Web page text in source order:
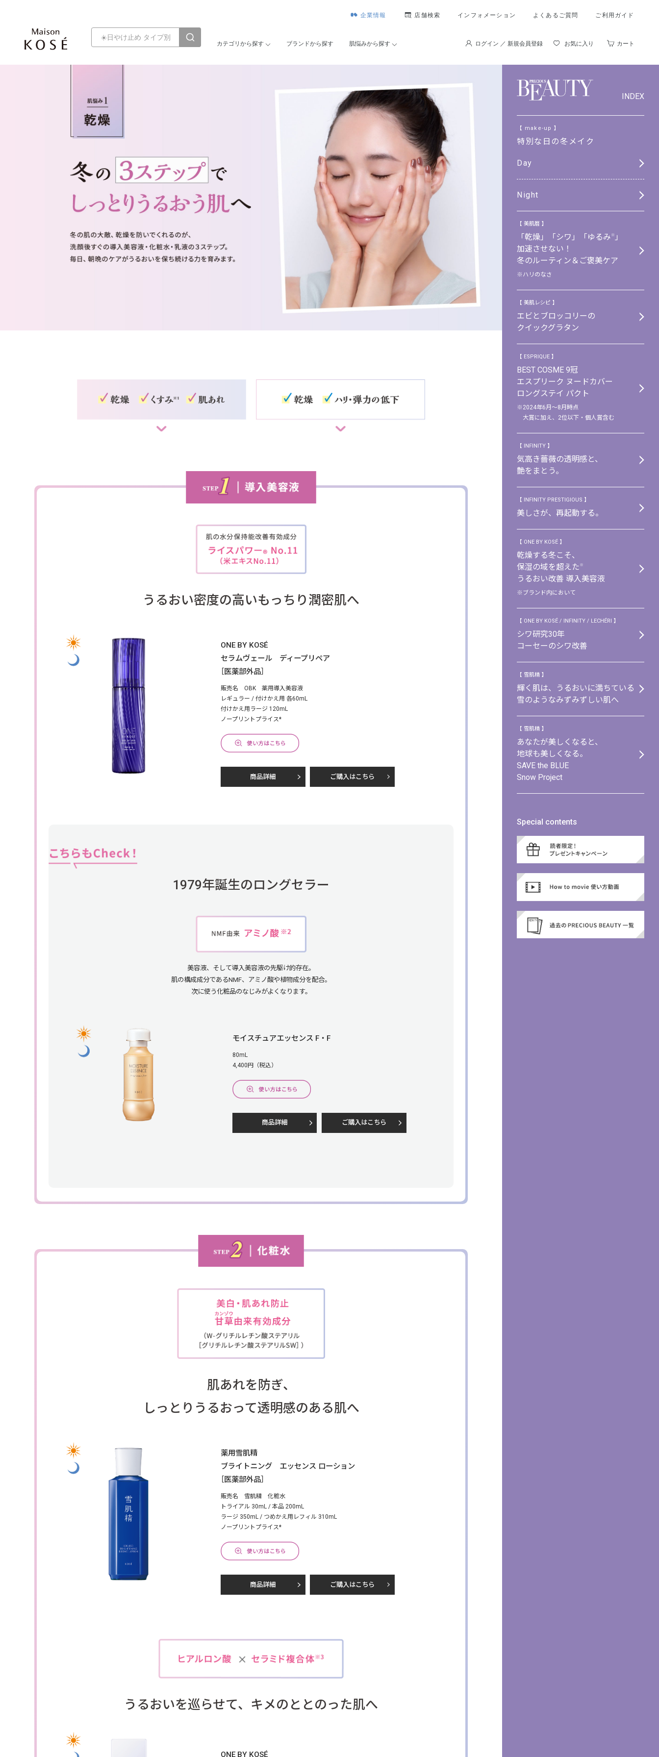
企業情報 店舗検索 インフォメーション よくあるご質問 ご利用ガイド
カテゴリから探す ブランドから探す 肌悩みから探す ログイン ／ 新規会員登録 お気に入り カート
うるおい密度の高いもっちり潤密肌へ
ONE BY KOSÉ
セラムヴェール ディープリペア
［医薬部外品］
販売名 OBK 薬用導入美容液
レギュラー / 付けかえ用 各60mL
付けかえ用ラージ 120mL
ノープリントプライス*
商品詳細 ご購入はこちら
1979年誕生のロングセラー
美容液、そして導入美容液の先駆け的存在。
肌の構成成分であるNMF、アミノ酸や植物成分を配合。
次に使う化粧品のなじみがよくなります。
モイスチュアエッセンス F・F
80mL
4,400円（税込）
商品詳細 ご購入はこちら
肌あれを防ぎ、
しっとりうるおって透明感のある肌へ
薬用雪肌精
ブライトニング エッセンス ローション
［医薬部外品］
販売名 雪肌精 化粧水
トライアル 30mL / 本品 200mL
ラージ 350mL / つめかえ用レフィル 310mL
ノープリントプライス*
商品詳細 ご購入はこちら
うるおいを巡らせて、 キメのととのった肌へ
ONE BY KOSÉ
INDEX
【 make-up 】
特別な日の冬メイク
Day
Night
【 美肌暦 】
「乾燥」「シワ」「ゆるみ ※ 」
加速させない！
冬のルーティン＆ご褒美ケア
※ハリのなさ
【 美肌レシピ 】
エビとブロッコリーの
クイックグラタン
【 ESPRIQUE 】
BEST COSME 9冠
エスプリーク ヌードカバー
ロングステイ パクト
※2024年6月～8月時点
大賞に加え、2位以下・個人賞含む
【 INFINITY 】
気高き薔薇の透明感と、
艶をまとう。
【 INFINITY PRESTIGIOUS 】
美しさが、再起動する。
【 ONE BY KOSÉ 】
乾燥する冬こそ、
保湿の域を超えた ※
うるおい改善 導入美容液
※ブランド内において
【 ONE BY KOSÉ / INFINITY / LECHÉRI 】
シワ研究30年
コーセーのシワ改善
【 雪肌精 】
輝く肌は、うるおいに満ちている
雪のようなみずみずしい肌へ
【 雪肌精 】
あなたが美しくなると、
地球も美しくなる。
SAVE the BLUE
Snow Project
Special contents